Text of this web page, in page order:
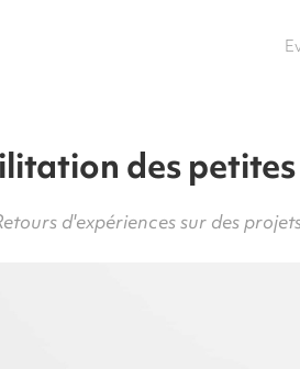
des
d'expériences sur des